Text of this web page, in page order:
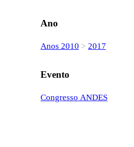
Ano
Anos 2010 > 2017
Evento
Congresso ANDES